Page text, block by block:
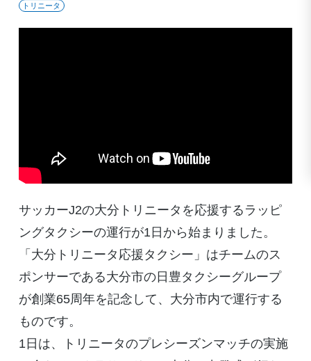
トリニータ
サッカーJ2の大分トリニータを応援するラッピ
ングタクシーの運行が1日から始まりました。
「大分トリニータ応援タクシー」はチームのス
ポンサーである大分市の日豊タクシーグループ
が創業65周年を記念して、大分市内で運行する
ものです。
1日は、トリニータのプレシーズンマッチの実施